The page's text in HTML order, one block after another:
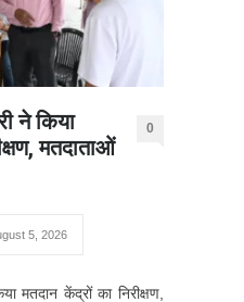
ने किया
मतदाताओं
0
5, 2026
मतदान केंद्रों का निरीक्षण,